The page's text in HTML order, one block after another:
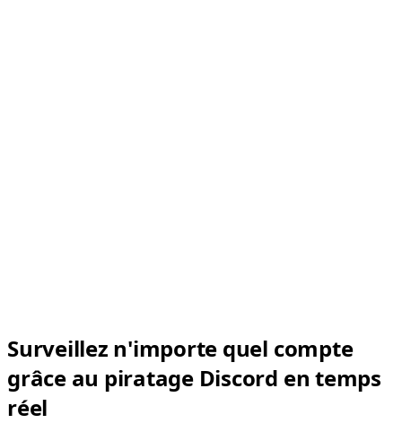
Surveillez n'importe quel compte
grâce au piratage Discord en temps
réel